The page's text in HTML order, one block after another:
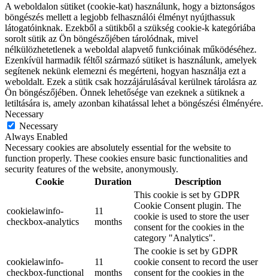
A weboldalon sütiket (cookie-kat) használunk, hogy a biztonságos
böngészés mellett a legjobb felhasználói élményt nyújthassuk
látogatóinknak. Ezekből a sütikből a szükség cookie-k kategóriába
sorolt sütik az Ön böngészőjében tárolódnak, mivel
nélkülözhetetlenek a weboldal alapvető funkcióinak működéséhez.
Ezenkívül harmadik féltől származó sütiket is használunk, amelyek
segítenek nekünk elemezni és megérteni, hogyan használja ezt a
weboldalt. Ezek a sütik csak hozzájárulásával kerülnek tárolásra az
Ön böngészőjében. Önnek lehetősége van ezeknek a sütiknek a
letiltására is, amely azonban kihatással lehet a böngészési élményére.
Necessary
Necessary
Always Enabled
Necessary cookies are absolutely essential for the website to
function properly. These cookies ensure basic functionalities and
security features of the website, anonymously.
Cookie
Duration Description
cookielawinfo-
checkbox-analytics
11
months
This cookie is set by GDPR
Cookie Consent plugin. The
cookie is used to store the user
consent for the cookies in the
category "Analytics".
cookielawinfo-
checkbox-functional
11
months
The cookie is set by GDPR
cookie consent to record the user
consent for the cookies in the